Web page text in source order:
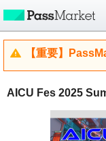
【重要】
AICU Fes 2025